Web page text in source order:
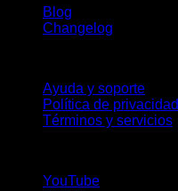
Blog
Changelog
Ayuda y soporte
Política de privacidad
Términos y servicios
YouTube